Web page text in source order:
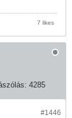
7 likes
4285
#1446